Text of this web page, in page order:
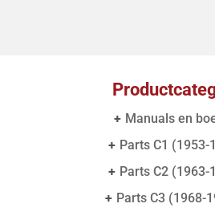
+ Manuals en
+ Parts C1 (1953-
+ Parts C2 (1963-
+ Parts C3 (1968-